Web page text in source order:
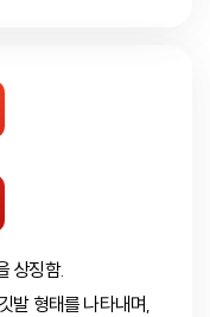
상징함.
발 형태를 나타내며,